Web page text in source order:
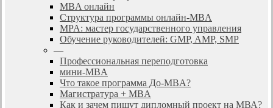
MBA онлайн
Cтруктура программы онлайн-MBA
MPA: мастер государственного управления
Обучение руководителей: GMP, AMP, SMP
—
Профессиональная переподготовка
мини-MBA
Что такое программа До-MBA?
Магистратура + MBA
Как и зачем пишут дипломный проект на МВА?